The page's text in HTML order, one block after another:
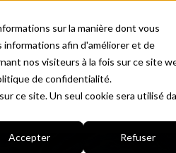
sur la manière dont vous
afin d'améliorer et de
nos visiteurs à la fois sur ce site
de confidentialité.
ce site. Un seul cookie sera utilisé
Accepter Refuser